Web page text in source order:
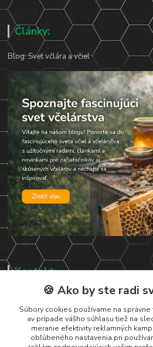
Články:
Blog: Svet včlára a včiel
Kontakty
Zákaznická podpora
+421 919 037 687
Po – Pi 8:00 – 17:00
vcelarstvotrizuliak@centrum.sk
🍪 Ako by ste radi
Súbory cookies používame na
av prípade vášho súhlasu tiež na
meranie efektivity reklamných
obľúbeného nastavenia pri